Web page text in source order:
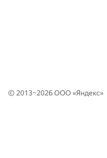
© 2013–2026 ООО «Яндекс»